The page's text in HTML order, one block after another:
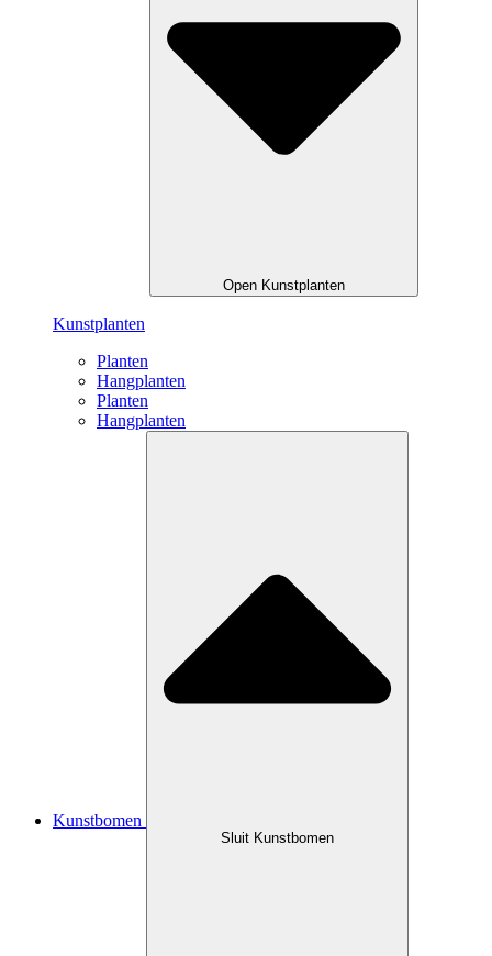
Open Kunstplanten
Kunstplanten
Planten
Hangplanten
Planten
Hangplanten
Kunstbomen
Sluit Kunstbomen